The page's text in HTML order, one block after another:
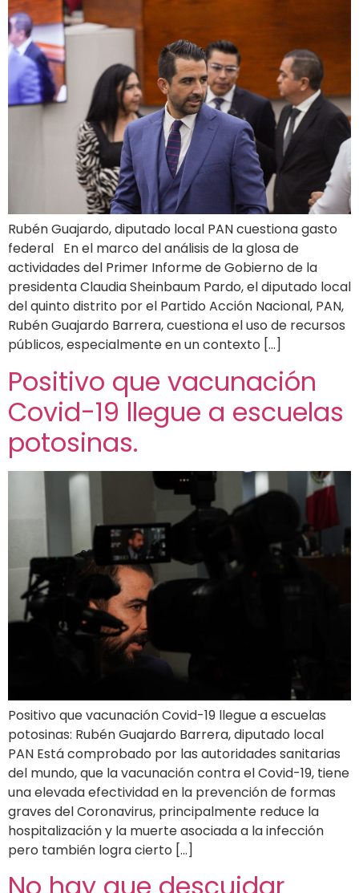
Rubén Guajardo, diputado local PAN cuestiona gasto
federal En el marco del análisis de la glosa de
actividades del Primer Informe de Gobierno de la
presidenta Claudia Sheinbaum Pardo, el diputado local
del quinto distrito por el Partido Acción Nacional, PAN,
Rubén Guajardo Barrera, cuestiona el uso de recursos
públicos, especialmente en un contexto […]
Positivo que vacunación
Covid-19 llegue a escuelas
potosinas.
Positivo que vacunación Covid-19 llegue a escuelas
potosinas: Rubén Guajardo Barrera, diputado local
PAN Está comprobado por las autoridades sanitarias
del mundo, que la vacunación contra el Covid-19, tiene
una elevada efectividad en la prevención de formas
graves del Coronavirus, principalmente reduce la
hospitalización y la muerte asociada a la infección
pero también logra cierto […]